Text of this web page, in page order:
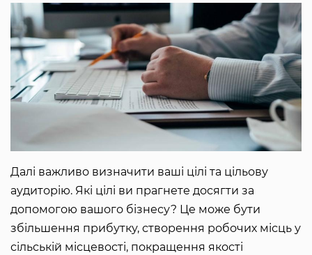
Далі важливо визначити ваші цілі та цільову
аудиторію. Які цілі ви прагнете досягти за
допомогою вашого бізнесу? Це може бути
збільшення прибутку, створення робочих місць у
сільській місцевості, покращення якості